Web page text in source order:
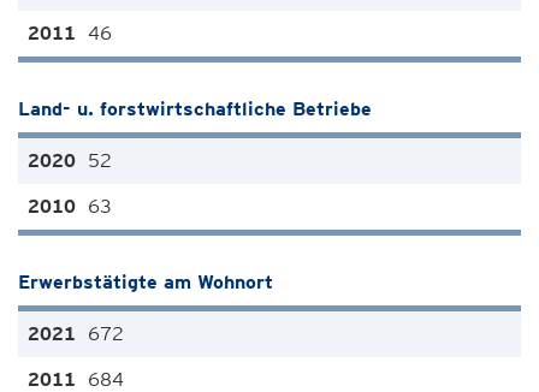
46
Land- u. forstwirtschaftliche Betriebe
52
63
Erwerbstätigte am Wohnort
672
684